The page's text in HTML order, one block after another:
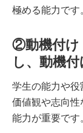
極める能力です
②動機付け
し、動機
学生の能力や
価値観や志向性
能力が重要です